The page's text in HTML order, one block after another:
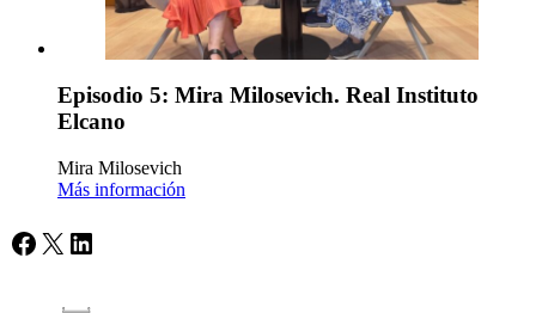
Episodio 5: Mira Milosevich. Real Instituto
Elcano
Mira Milosevich
Más información
Facebook
X LinkedIn